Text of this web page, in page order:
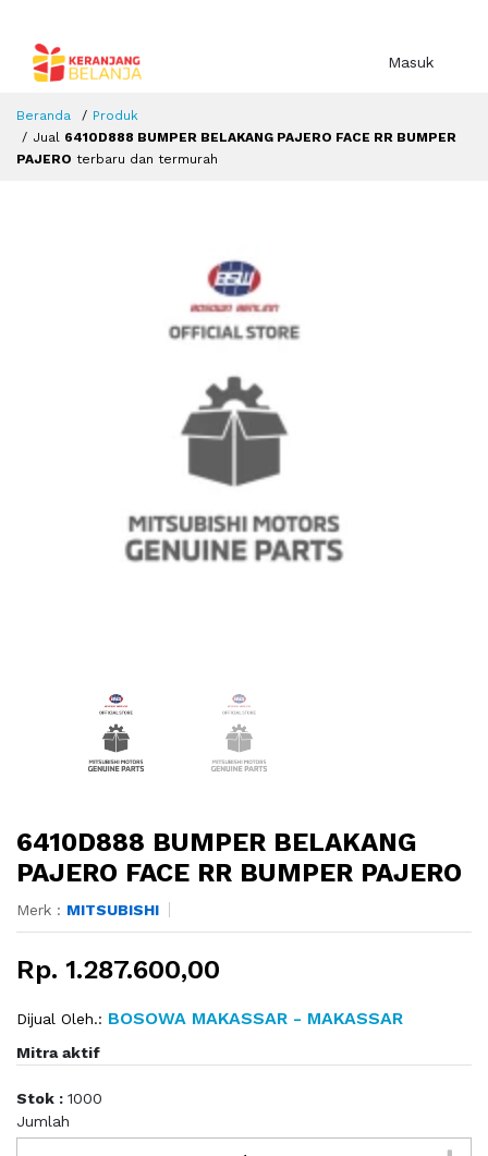
Masuk
Beranda
Produk
Jual 6410D888 BUMPER BELAKANG PAJERO FACE RR BUMPER
PAJERO terbaru dan termurah
6410D888 BUMPER BELAKANG
PAJERO FACE RR BUMPER PAJERO
Merk : MITSUBISHI
Rp. 1.287.600,00
Dijual Oleh.: BOSOWA MAKASSAR - MAKASSAR
Mitra aktif
Stok : 1000
Jumlah